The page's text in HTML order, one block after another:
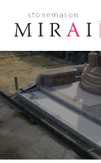
ン
ツ
へ
ス
キ
ッ
有
限
会
社
美
磊
石
の
こ
と
な
ら
「
会
社
美
磊
（
み
ら
い